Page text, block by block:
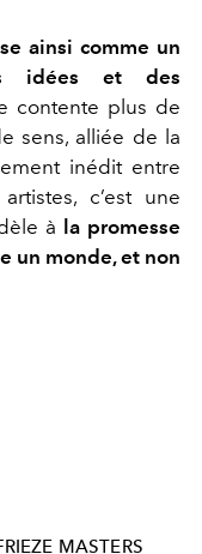
ainsi comme un
idées et des
contente plus de
sens, alliée de la
inédit entre
c’est une
à la promesse
un monde, et non
MASTERS